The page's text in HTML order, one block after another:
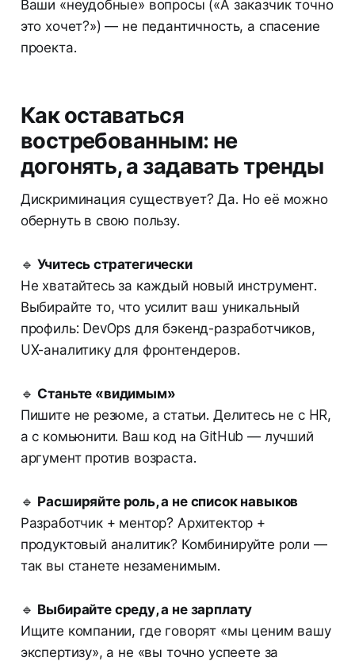
Ваши «неудобные» вопросы («А заказчик точно
это хочет?») — не педантичность, а спасение
проекта.
Как оставаться
востребованным: не
догонять, а задавать тренды
Дискриминация существует? Да. Но её можно
обернуть в свою пользу.
🔹Учитесь стратегически
Не хватайтесь за каждый новый инструмент.
Выбирайте то, что усилит ваш уникальный
профиль: DevOps для бэкенд-разработчиков,
UX-аналитику для фронтендеров.
🔹 Станьте «видимым»
Пишите не резюме, а статьи. Делитесь не с HR,
а с комьюнити. Ваш код на GitHub — лучший
аргумент против возраста.
🔹 Расширяйте роль, а не список навыков
Разработчик + ментор? Архитектор +
продуктовый аналитик? Комбинируйте роли —
так вы станете незаменимым.
🔹 Выбирайте среду, а не зарплату
Ищите компании, где говорят «мы ценим вашу
экспертизу», а не «вы точно успеете за